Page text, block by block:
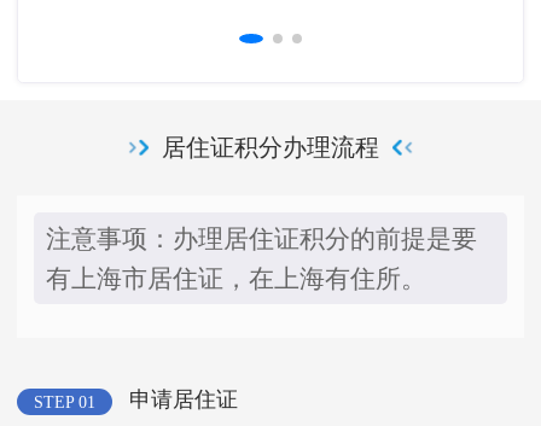
居住证积分办理流程
注意事项：办理居住证积分的前提是要
有上海市居住证，在上海有住所。
STEP 01 申请居住证